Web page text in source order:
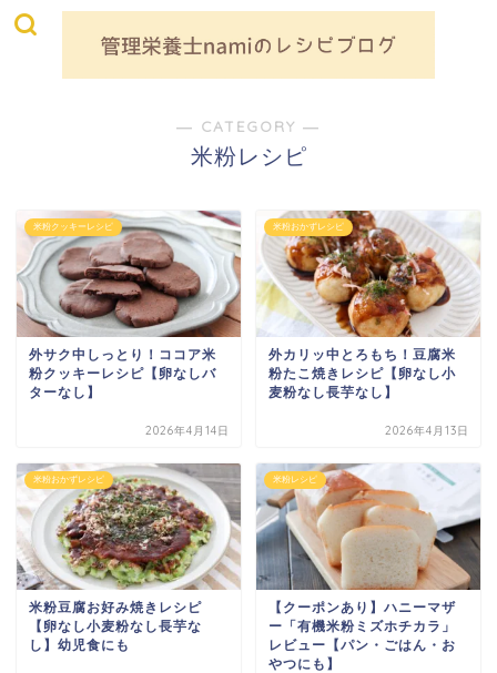
― CATEGORY ―
米粉レシピ
米粉クッキーレシピ
外サク中しっとり！ココア米
粉クッキーレシピ【卵なしバ
ターなし】
2026年4月14日
米粉おかずレシピ
外カリッ中とろもち！豆腐米
粉たこ焼きレシピ【卵なし小
麦粉なし長芋なし】
2026年4月13日
米粉おかずレシピ
米粉豆腐お好み焼きレシピ
【卵なし小麦粉なし長芋な
し】幼児食にも
米粉レシピ
【クーポンあり】ハニーマザ
ー「有機米粉ミズホチカラ」
レビュー【パン・ごはん・お
やつにも】